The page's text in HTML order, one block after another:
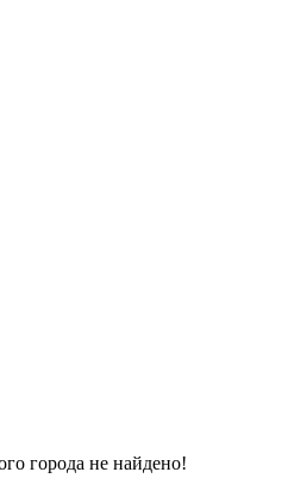
города не найдено!